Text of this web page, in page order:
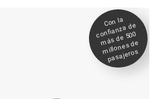
Con la
confianza de
más de 500
millones de
pasajeros